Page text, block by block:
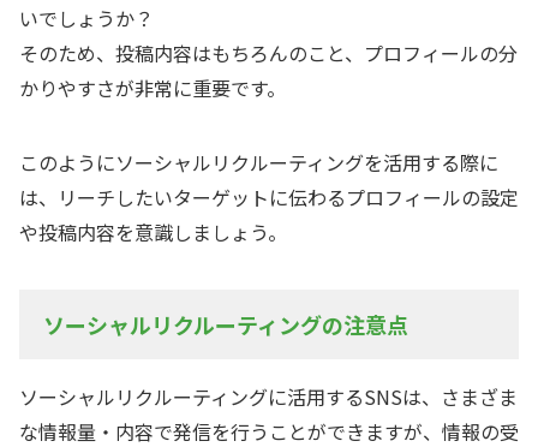
いでしょうか？
そのため、投稿内容はもちろんのこと、プロフィールの分
かりやすさが非常に重要です。
このようにソーシャルリクルーティングを活用する際に
は、リーチしたいターゲットに伝わるプロフィールの設定
や投稿内容を意識しましょう。
ソーシャルリクルーティングの注意点
ソーシャルリクルーティングに活用するSNSは、さまざま
な情報量・内容で発信を行うことができますが、情報の受